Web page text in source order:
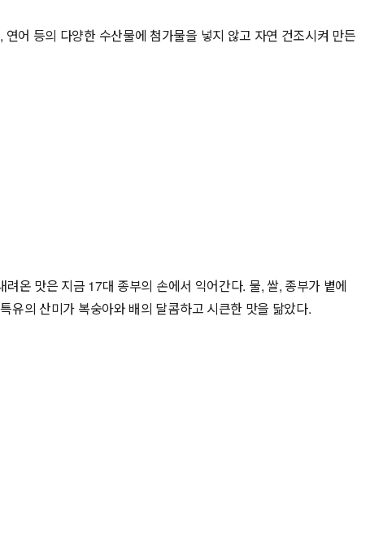
어 등의 다양한 수산물에 첨가물을 넣지 않고 자연 건조시켜 만든
온 맛은 지금 17대 종부의 손에서 익어간다. 물, 쌀, 종부가 볕에
유의 산미가 복숭아와 배의 달콤하고 시큰한 맛을 닮았다.